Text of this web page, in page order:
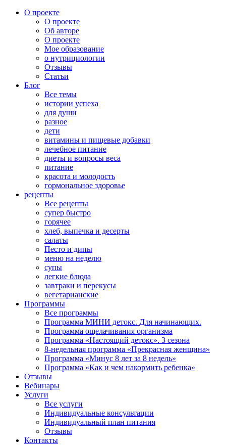
О проекте
О проекте
Об авторе
О проекте
Мое образование
о нутрициологии
Отзывы
Статьи
Блог
Все темы
истории успеха
для души
разное
дети
витамины и пищевые добавки
лечебное питание
диеты и вопросы веса
питание
красота и молодость
гормональное здоровье
рецепты
Все рецепты
супер быстро
горячее
хлеб, выпечка и десерты
салаты
Песто и дипы
меню на неделю
супы
легкие блюда
завтраки и перекусы
вегетарианские
Программы
Все программы
Программа МИНИ детокс. Для начинающих.
Программа ощелачивания организма
Программа «Настоящий детокс». 3 сезона
8-недельная программа «Прекрасная женщина»
Программа «Минус 8 лет за 8 недель»
Программа «Как и чем накормить ребенка»
Отзывы
Вебинары
Услуги
Все услуги
Индивидуальные консультации
Индивидуальный план питания
Отзывы
Контакты